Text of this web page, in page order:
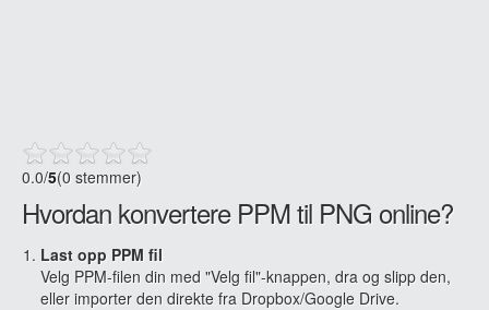
0.0/5(0 stemmer)
Hvordan konvertere PPM til PNG online?
Last opp PPM fil
Velg PPM-filen din med "Velg fil"-knappen, dra og slipp den,
eller importer den direkte fra Dropbox/Google Drive.